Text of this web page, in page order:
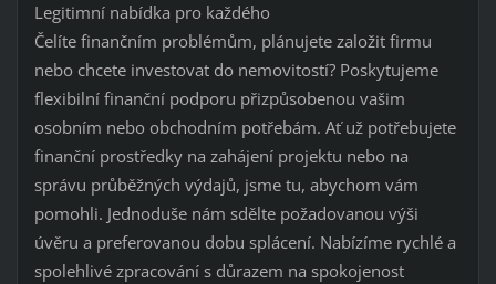
Legitimní nabídka pro každého
Čelíte finančním problémům, plánujete založit firmu
nebo chcete investovat do nemovitostí? Poskytujeme
flexibilní finanční podporu přizpůsobenou vašim
osobním nebo obchodním potřebám. Ať už potřebujete
finanční prostředky na zahájení projektu nebo na
správu průběžných výdajů, jsme tu, abychom vám
pomohli. Jednoduše nám sdělte požadovanou výši
úvěru a preferovanou dobu splácení. Nabízíme rychlé a
spolehlivé zpracování s důrazem na spokojenost